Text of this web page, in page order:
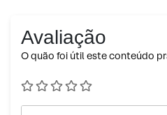
Avaliação
O quão foi útil este conteúdo